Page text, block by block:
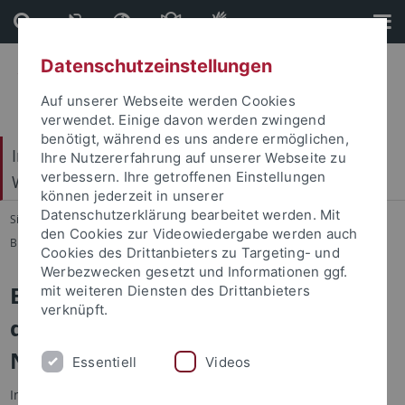
Direkt
zum
Inhalt
Direkt
zur
Fußleiste
Internationales Zentrum für Ethik in den
Wissenschaften (IZEW)
Sie sind hier: Startseite
...
Biophilosophie & Nachhaltige Entwicklung
Ethische Aspekte im Diskurs um
den geplanten Nationalpark
Nordschwarzwald
In dieser von der Forstlichen Versuchsanstalt Baden-
Datenschutzeinstellungen
Auf unserer Webseite werden Cookies
verwendet. Einige davon werden zwingend
benötigt, während es uns andere ermöglichen,
Ihre Nutzererfahrung auf unserer Webseite zu
verbessern. Ihre getroffenen Einstellungen
können jederzeit in unserer
Datenschutzerklärung bearbeitet werden. Mit
den Cookies zur Videowiedergabe werden auch
Cookies des Drittanbieters zu Targeting- und
Werbezwecken gesetzt und Informationen ggf.
mit weiteren Diensten des Drittanbieters
verknüpft.
Essentiell Videos